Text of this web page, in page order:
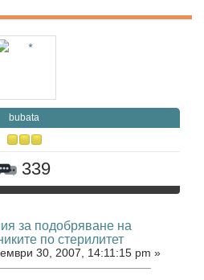
bubata
339
за подобряване на
по стерилитет
30, 2007, 14:11:15 pm »